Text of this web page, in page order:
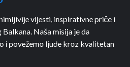
vijesti, inspirativne priče i
Naša misija je da
i povežemo ljude kroz kvalitetan